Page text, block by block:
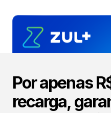
Por apenas
recarga,